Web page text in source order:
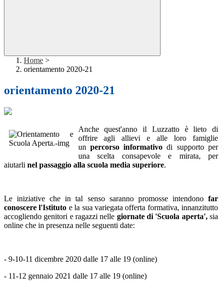
Home >
orientamento 2020-21
orientamento 2020-21
Anche quest'anno il Luzzatto è lieto di
offrire agli allievi e alle loro famiglie
un percorso informativo di supporto per
una scelta consapevole e mirata, per
aiutarli nel passaggio alla scuola media superiore.
Le iniziative che in tal senso saranno promosse intendono far
conoscere l'Istituto e la sua variegata offerta formativa, innanzitutto
accogliendo genitori e ragazzi nelle giornate di 'Scuola aperta',sia
online che in presenza nelle seguenti date:
- 9-10-11 dicembre 2020 dalle 17 alle 19 (online)
- 11-12 gennaio 2021 dalle 17 alle 19 (online)